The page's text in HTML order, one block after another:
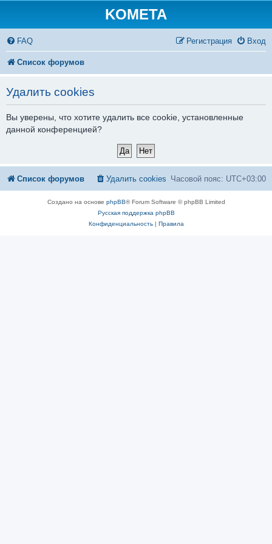
KOMETA
FAQ Вход
Регистрация
Список форумов
Удалить cookies
Вы уверены, что хотите удалить все cookie, установленные
данной конференцией?
Список форумов Часовой пояс: UTC+03:00
Удалить cookies
Создано на основе phpBB® Forum Software © phpBB Limited
Русская поддержка phpBB
Конфиденциальность| Правила